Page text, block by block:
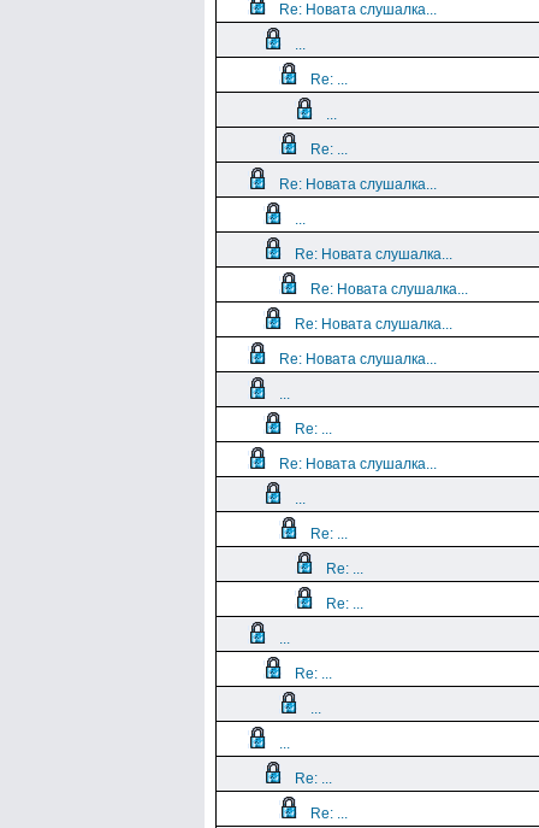
Re: Новата слушалка...
...
Re: ...
...
Re: ...
Re: Новата слушалка...
...
Re: Новата слушалка...
Re: Новата слушалка...
Re: Новата слушалка...
Re: Новата слушалка...
...
Re: ...
Re: Новата слушалка...
...
Re: ...
Re: ...
Re: ...
...
Re: ...
...
...
Re: ...
Re: ...